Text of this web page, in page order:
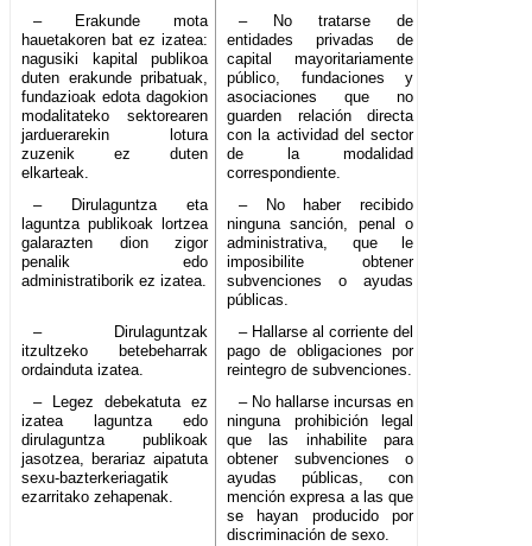
– Erakunde mota
hauetakoren bat ez izatea:
nagusiki kapital publikoa
duten erakunde pribatuak,
fundazioak edota dagokion
modalitateko sektorearen
jarduerarekin lotura
zuzenik ez duten
elkarteak.
– No tratarse de
entidades privadas de
capital mayoritariamente
público, fundaciones y
asociaciones que no
guarden relación directa
con la actividad del sector
de la modalidad
correspondiente.
– Dirulaguntza eta
laguntza publikoak lortzea
galarazten dion zigor
penalik edo
administratiborik ez izatea.
– No haber recibido
ninguna sanción, penal o
administrativa, que le
imposibilite obtener
subvenciones o ayudas
públicas.
– Dirulaguntzak
itzultzeko betebeharrak
ordainduta izatea.
– Hallarse al corriente del
pago de obligaciones por
reintegro de subvenciones.
– Legez debekatuta ez
izatea laguntza edo
dirulaguntza publikoak
jasotzea, berariaz aipatuta
sexu-bazterkeriagatik
ezarritako zehapenak.
– No hallarse incursas en
ninguna prohibición legal
que las inhabilite para
obtener subvenciones o
ayudas públicas, con
mención expresa a las que
se hayan producido por
discriminación de sexo.